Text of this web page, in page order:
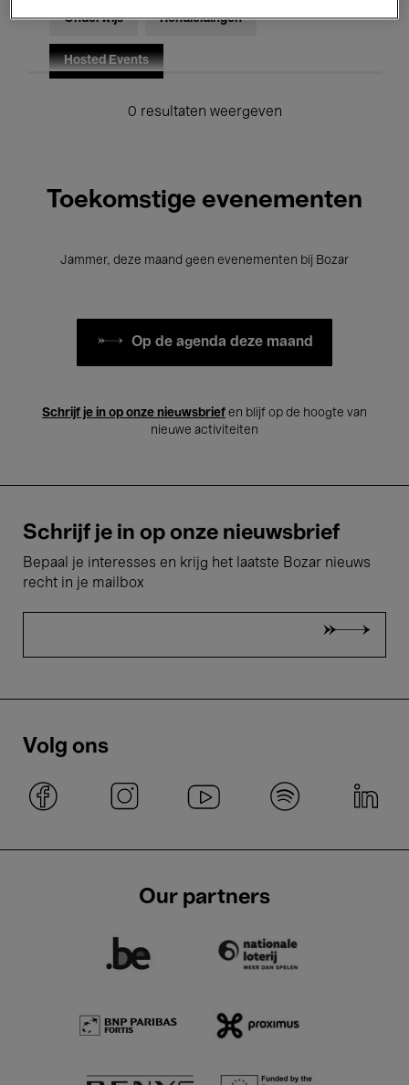
Onderwijs Rondleidingen
Hosted Events
0 resultaten weergeven
Toekomstige evenementen
Jammer, deze maand geen evenementen bij Bozar
Op de agenda deze maand
Schrijf je in op onze nieuwsbrief en blijf op de hoogte van
nieuwe activiteiten
Schrijf je in op onze nieuwsbrief
Bepaal je interesses en krijg het laatste Bozar nieuws
recht in je mailbox
Volg ons
Our partners